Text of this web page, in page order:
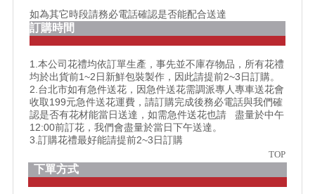
如為其它時段請務必電話確認是否能配合送達
訂購時間
1.本公司花禮均依訂單生產，事先並不庫存物品，所有花禮
均於出貨前1~2日新鮮包裝製作，因此請提前2~3日訂購。
2.台北市如有急件送花，因急件送花需調派專人專車送花會
收取199元急件送花運費，請訂購完成後務必電話與我們確
認是否有花材能當日送達，如需急件送花也請 盡量於中午
12:00前訂花，我們會盡量於當日下午送達。
3.訂購花禮最好能請提前2~3日訂購
TOP
下單方式